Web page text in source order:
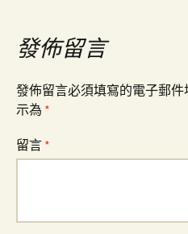
導
覽
發佈留言
發佈留言必須填寫的電子郵件
示為 *
留言 *